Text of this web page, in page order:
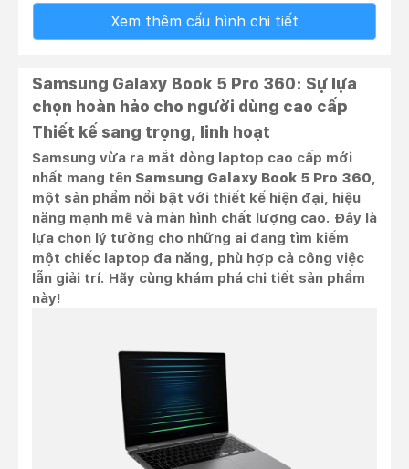
Xem thêm cấu hình chi tiết
Samsung Galaxy Book 5 Pro 360: Sự lựa
chọn hoàn hảo cho người dùng cao cấp
Thiết kế sang trọng, linh hoạt
Samsung vừa ra mắt dòng laptop cao cấp mới
nhất mang tên Samsung Galaxy Book 5 Pro 360,
một sản phẩm nổi bật với thiết kế hiện đại, hiệu
năng mạnh mẽ và màn hình chất lượng cao. Đây là
lựa chọn lý tưởng cho những ai đang tìm kiếm
một chiếc laptop đa năng, phù hợp cả công việc
lẫn giải trí. Hãy cùng khám phá chi tiết sản phẩm
này!